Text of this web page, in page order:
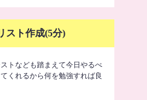
スト作成(5分)
トなども踏まえて今日やるべ
くれるから何を勉強すれば良